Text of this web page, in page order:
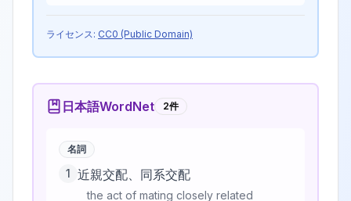
ライセンス: CC0 (Public Domain)
日本語WordNet 2件
名詞
1 近親交配、同系交配
the act of mating closely related